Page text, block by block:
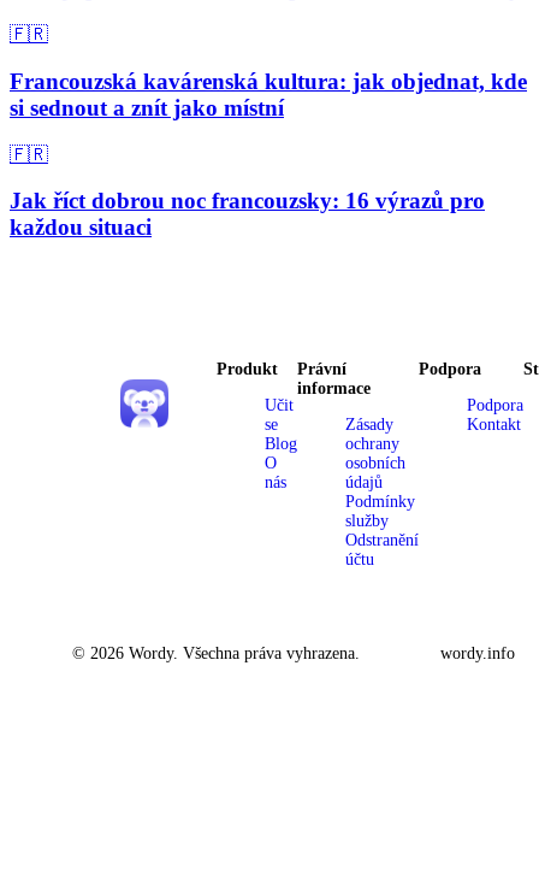
🇫🇷
Francouzská kavárenská kultura: jak objednat, kde
si sednout a znít jako místní
🇫🇷
Jak říct dobrou noc francouzsky: 16 výrazů pro
každou situaci
Produkt
Učit
se
Blog
O
nás
Právní
informace
Zásady
ochrany
osobních
údajů
Podmínky
služby
Odstranění
účtu
Podpora
Podpora
Kontakt
© 2026 Wordy. Všechna práva vyhrazena. wordy.info